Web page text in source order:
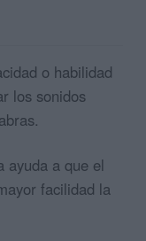
o habilidad
los sonidos
ayuda a que el
facilidad la